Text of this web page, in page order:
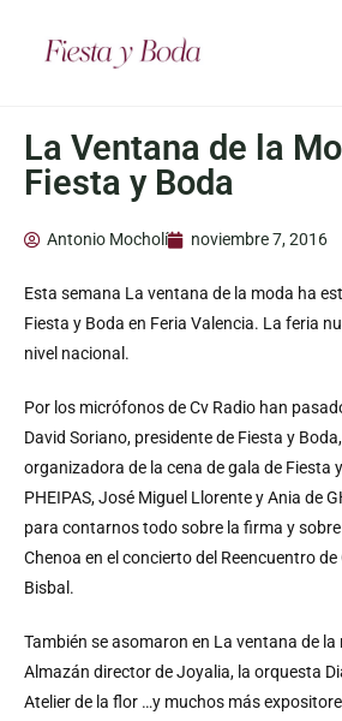
La Ventana de la
Fiesta y Boda
Antonio Mocholí noviembre 7, 2016
Esta semana La ventana de la moda ha
Fiesta y Boda en Feria Valencia. La feria
nivel nacional.
Por los micrófonos de Cv Radio han
David Soriano, presidente de Fiesta y
organizadora de la cena de gala de Fiesta
PHEIPAS, José Miguel Llorente y Ania de
para contarnos todo sobre la firma y
Chenoa en el concierto del Reencuentro
Bisbal.
También se asomaron en La ventana de
Almazán director de Joyalia, la orquesta
Atelier de la flor …y muchos más